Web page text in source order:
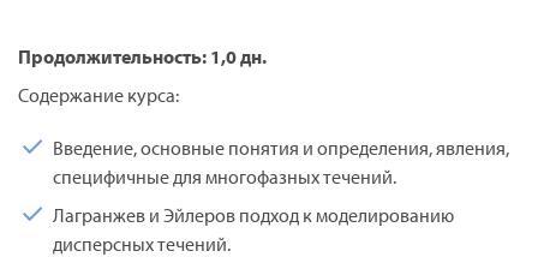
Продолжительность: 1,0 дн.
Содержание курса:
Введение, основные понятия и определения, явления,
специфичные для многофазных течений.
Лагранжев и Эйлеров подход к моделированию
дисперсных течений.